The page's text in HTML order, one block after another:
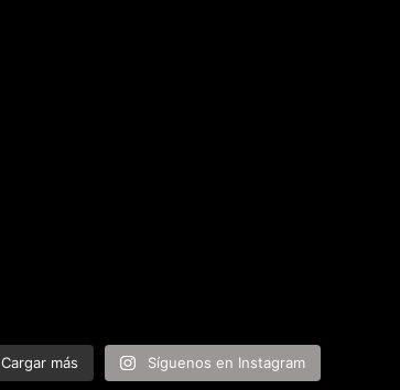
Cargar más Síguenos en Instagram